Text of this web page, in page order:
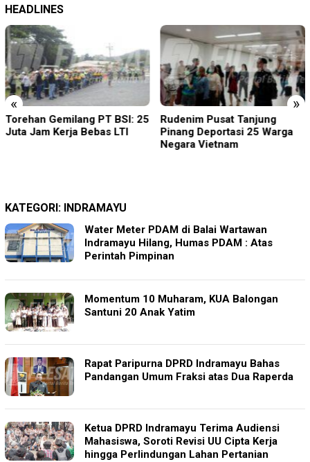
HEADLINES
« »
Torehan Gemilang PT BSI: 25
Juta Jam Kerja Bebas LTI
Rudenim Pusat Tanjung
Pinang Deportasi 25 Warga
Negara Vietnam
KATEGORI: INDRAMAYU
Water Meter PDAM di Balai Wartawan
Indramayu Hilang, Humas PDAM : Atas
Perintah Pimpinan
Momentum 10 Muharam, KUA Balongan
Santuni 20 Anak Yatim
Rapat Paripurna DPRD Indramayu Bahas
Pandangan Umum Fraksi atas Dua Raperda
Ketua DPRD Indramayu Terima Audiensi
Mahasiswa, Soroti Revisi UU Cipta Kerja
hingga Perlindungan Lahan Pertanian